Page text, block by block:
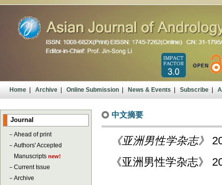
Home| Archive| Online Submission| News & Events| Subscribe|
Journal
－ Ahead of print
－ Authors' Accepted
Manuscripts new!
－ Current Issue
－ Archive
中文摘要
《亚洲男性学杂志》
《亚洲男性学杂志》